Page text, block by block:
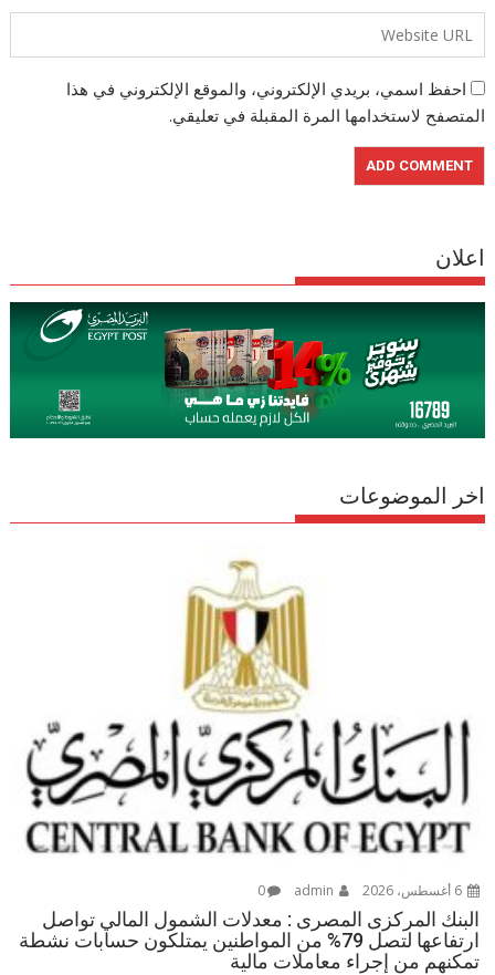
احفظ اسمي، بريدي الإلكتروني، والموقع الإلكتروني في هذا
المتصفح لاستخدامها المرة المقبلة في تعليقي.
اعلان
اخر الموضوعات
6 أغسطس، 2026 0
البنك المركزى المصرى : معدلات الشمول المالي تواصل
ارتفاعها لتصل 79% من المواطنين يمتلكون حسابات نشطة
تمكنهم من إجراء معاملات مالية